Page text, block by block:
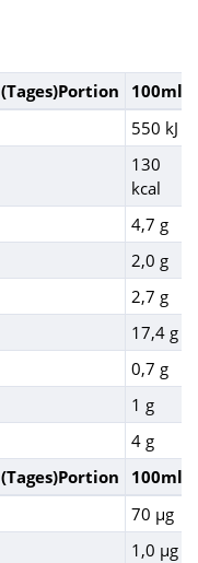
(Tages)Portion
100ml
550 kJ
130
kcal
4,7 g
2,0 g
2,7 g
17,4 g
0,7 g
1 g
4 g
(Tages)Portion
100ml
70 µg
1,0 µg